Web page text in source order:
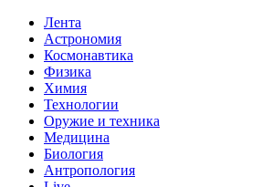
Лента
Астрономия
Космонавтика
Физика
Химия
Технологии
Оружие и техника
Медицина
Биология
Антропология